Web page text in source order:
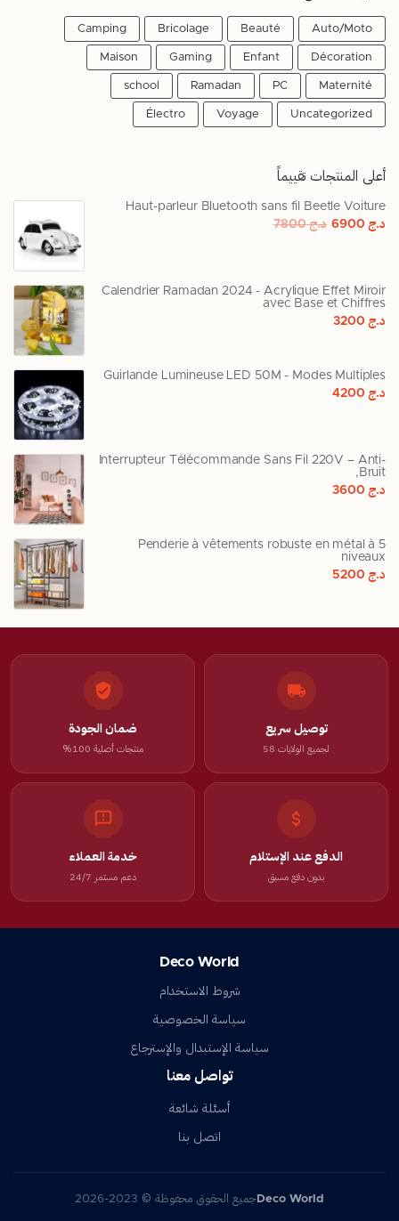
Auto/Moto
Beauté
Bricolage
Camping
Décoration
Enfant
Gaming
Maison
Maternité
PC
Ramadan
school
Uncategorized
Voyage
Électro
أعلى المنتجات تقييماً
Haut-parleur Bluetooth sans fil Beetle Voiture
د.ج6900 د.ج7800
Calendrier Ramadan 2024 - Acrylique Effet Miroir
avec Base et Chiffres
د.ج3200
Guirlande Lumineuse LED 50M - Modes Multiples
د.ج4200
Interrupteur Télécommande Sans Fil 220V – Anti-
Bruit,
د.ج3600
Penderie à vêtements robuste en métal à 5
niveaux
د.ج5200
توصيل سريع
لجميع الولايات 58
ضمان الجودة
منتجات أصلية 100%
الدفع عند الإستلام
بدون دفع مسبق
خدمة العملاء
دعم مستمر 24/7
Deco World
شروط الاستخدام
سياسة الخصوصية
سياسة الإستبدال والإسترجاع
تواصل معنا
أسئلة شائعة
اتصل بنا
Deco World جميع الحقوق محفوظة © 2023-2026